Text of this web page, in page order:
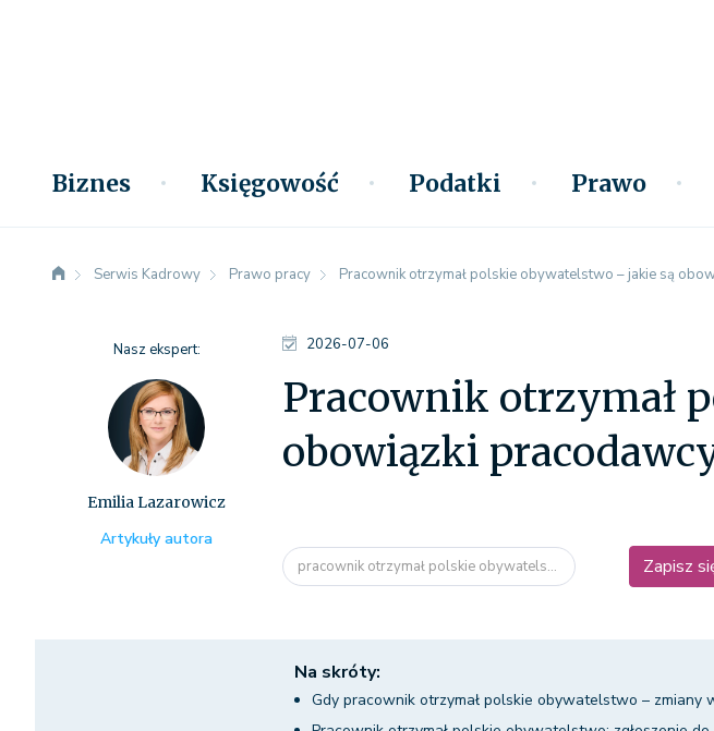
Biznes Księgowość Podatki Prawo
Serwis Kadrowy Prawo pracy Pracownik otrzymał polskie obywatelstwo – jakie są
2026-07-06
Pracownik otrzymał
obowiązki
pracownik otrzymał polskie obywatels... Zapisz
Nasz ekspert:
Emilia Lazarowicz
Artykuły autora
Na skróty:
Gdy pracownik otrzymał polskie obywatelstwo – zmiany